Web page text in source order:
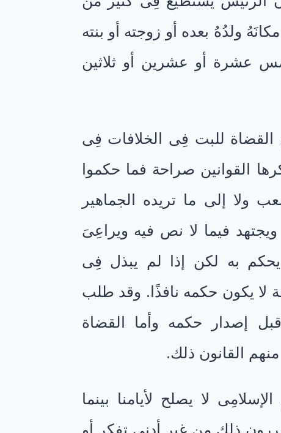
ولدُهُ بعده أو زوجته أو بنته
عشرة أو عشرين أو ثلاثين
القضاة للبت فِى الخلافات فِى
القوانين صراحة فما حكموا
إلى ما تريده الجماهير
فيما لا نص فيه ويراعِىَ
يحكم به لكن إذا لم يبذل فِى
لا يكون حكمه نافذًا. وقد طلب
إصدار حكمه وأما القضاة
القانون ذلك.
لا يصلح لأيامنا بينما
ذلك من غير أدنى تفكر أو